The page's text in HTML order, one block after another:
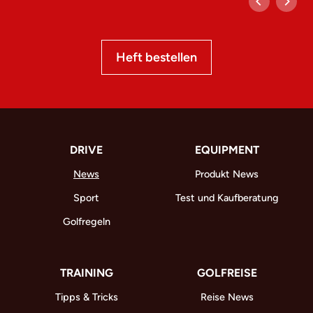
Heft bestellen
DRIVE
News
Sport
Golfregeln
EQUIPMENT
Produkt News
Test und Kaufberatung
TRAINING
Tipps & Tricks
GOLFREISE
Reise News